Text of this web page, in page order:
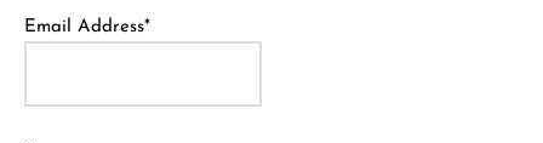
Email Address*